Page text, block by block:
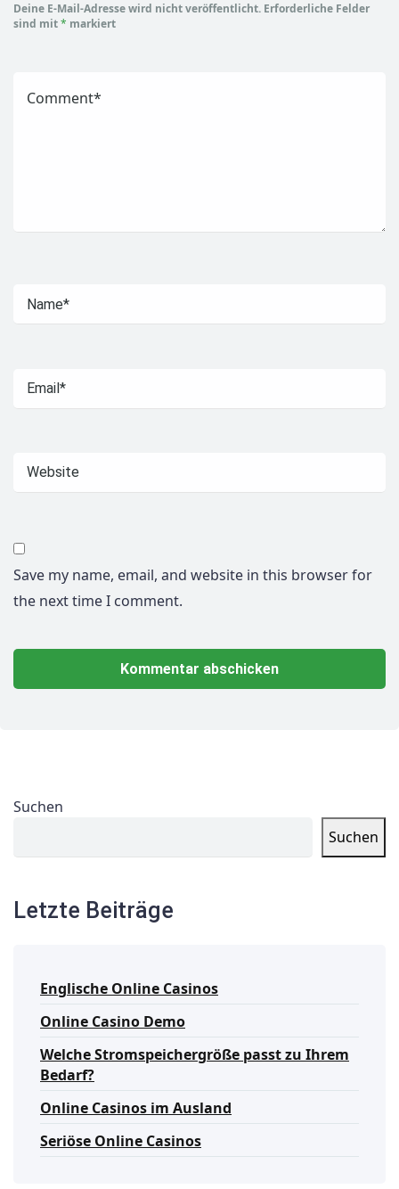
Deine E-Mail-Adresse wird nicht veröffentlicht. Erforderliche Felder
sind mit* markiert
Save my name, email, and website in this browser for
the next time I comment.
Suchen
Suchen
Letzte Beiträge
Englische Online Casinos
Online Casino Demo
Welche Stromspeichergröße passt zu Ihrem
Bedarf?
Online Casinos im Ausland
Seriöse Online Casinos